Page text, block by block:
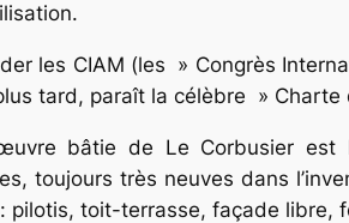
les CIAM (les » Congrès
tard, paraît la célèbre »
bâtie de Le Corbusier est
toujours très neuves dans
pilotis, toit-terrasse, façade